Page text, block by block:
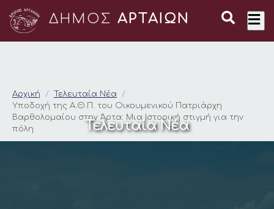
ΔΗΜΟΣ ΑΡΤΑΙΩΝ
Υποδοχή της Α.Θ.Π.
Αρχική
Τελευταία Νέα
Υποδοχή της Α.Θ.Π. του Οικουμενικού Πατριάρχη
Βαρθολομαίου στην Άρτα: Μια Ιστορική στιγμή για την
πόλη
Τελευταία Νέα